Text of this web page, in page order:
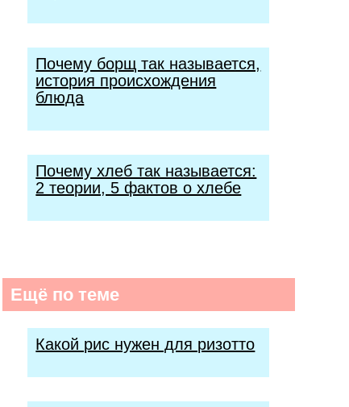
Почему борщ так называется,
история происхождения
блюда
Почему хлеб так называется:
2 теории, 5 фактов о хлебе
Ещё по теме
Какой рис нужен для ризотто